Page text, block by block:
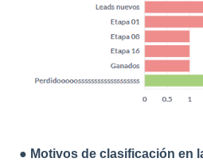
● Motivos de clasificación en